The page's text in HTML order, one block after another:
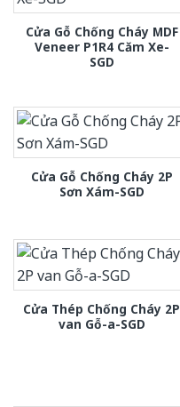
Cửa Gỗ Chống Cháy MDF
Veneer P1R4 Căm Xe-
SGD
Cửa Gỗ Chống Cháy 2P
Sơn Xám-SGD
Cửa Thép Chống Cháy 2P
van Gỗ-a-SGD